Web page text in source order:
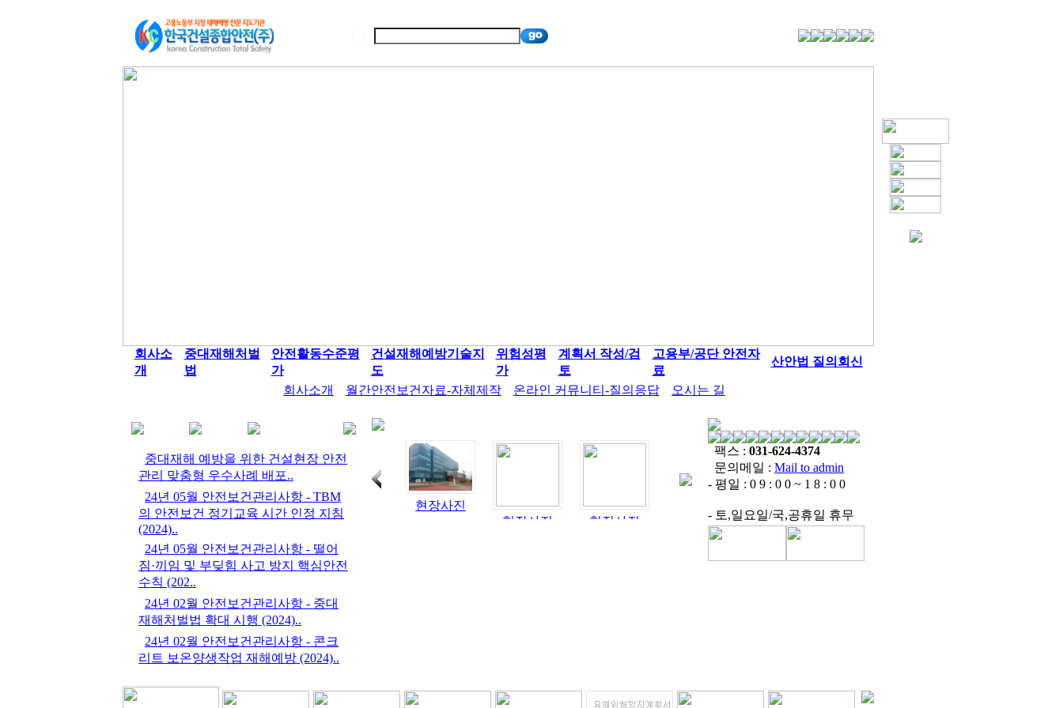
회사소
개
중대재해처벌
법
안전활동수준평
가
건설재해예방기술지
도
위험성평
가
계획서 작성/검
토
고용부/공단 안전자
료
산안법 질의회신
회사소개 월간안전보건자료-자체제작 온라인 커뮤니티-질의응답 오시는 길
중대재해 예방을 위한 건설현장 안전
관리 맞춤형 우수사례 배포..
24년 05월 안전보건관리사항 - TBM
의 안전보건 정기교육 시간 인정 지침
(2024)..
24년 05월 안전보건관리사항 - 떨어
짐·끼임 및 부딪힘 사고 방지 핵심안전
수칙 (202..
24년 02월 안전보건관리사항 - 중대
재해처벌법 확대 시행 (2024)..
24년 02월 안전보건관리사항 - 콘크
리트 보온양생작업 재해예방 (2024)..
현장사진 현장사진
현장사진
현장사진
현장사진 현장사진
팩스 : 031-624-4374
문의메일 : Mail to admin
- 평일 : 0 9 : 0 0 ~ 1 8 : 0 0
- 토,일요일/국,공휴일 휴무